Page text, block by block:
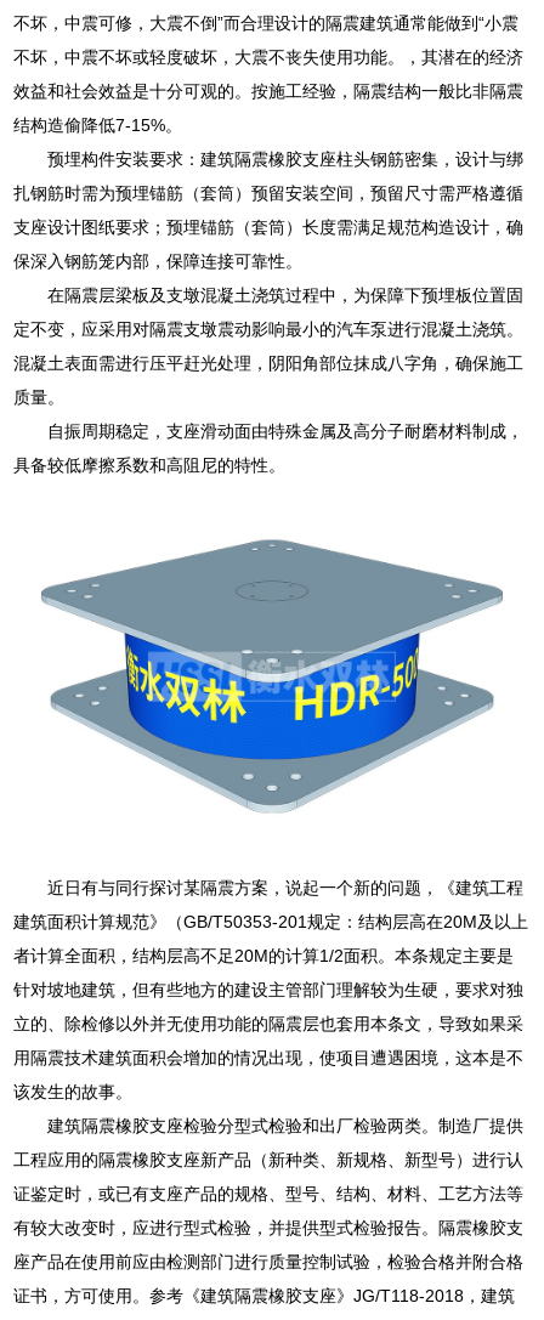
不坏，中震可修，大震不倒”而合理设计的隔震建筑通常能做到“小震
不坏，中震不坏或轻度破坏，大震不丧失使用功能。，其潜在的经济
效益和社会效益是十分可观的。按施工经验，隔震结构一般比非隔震
结构造偷降低7-15%。
预埋构件安装要求：建筑隔震橡胶支座柱头钢筋密集，设计与绑
扎钢筋时需为预埋锚筋（套筒）预留安装空间，预留尺寸需严格遵循
支座设计图纸要求；预埋锚筋（套筒）长度需满足规范构造设计，确
保深入钢筋笼内部，保障连接可靠性。
在隔震层梁板及支墩混凝土浇筑过程中，为保障下预埋板位置固
定不变，应采用对隔震支墩震动影响最小的汽车泵进行混凝土浇筑。
混凝土表面需进行压平赶光处理，阴阳角部位抹成八字角，确保施工
质量。
自振周期稳定，支座滑动面由特殊金属及高分子耐磨材料制成，
具备较低摩擦系数和高阻尼的特性。
近日有与同行探讨某隔震方案，说起一个新的问题，《建筑工程
建筑面积计算规范》（GB/T50353-201规定：结构层高在20M及以上
者计算全面积，结构层高不足20M的计算1/2面积。本条规定主要是
针对坡地建筑，但有些地方的建设主管部门理解较为生硬，要求对独
立的、除检修以外并无使用功能的隔震层也套用本条文，导致如果采
用隔震技术建筑面积会增加的情况出现，使项目遭遇困境，这本是不
该发生的故事。
建筑隔震橡胶支座检验分型式检验和出厂检验两类。制造厂提供
工程应用的隔震橡胶支座新产品（新种类、新规格、新型号）进行认
证鉴定时，或已有支座产品的规格、型号、结构、材料、工艺方法等
有较大改变时，应进行型式检验，并提供型式检验报告。隔震橡胶支
座产品在使用前应由检测部门进行质量控制试验，检验合格并附合格
证书，方可使用。参考《建筑隔震橡胶支座》JG/T118-2018，建筑